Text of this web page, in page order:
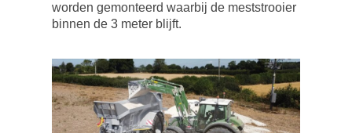
worden gemonteerd waarbij de meststrooier
binnen de 3 meter blijft.